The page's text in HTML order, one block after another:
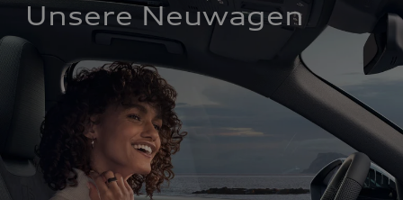
Unsere Neuwagen